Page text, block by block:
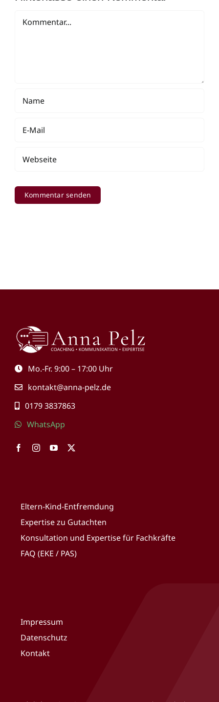
Mo.-Fr. 9:00 – 17:00 Uhr
kontakt@anna-pelz.de
0179 3837863
WhatsApp
Eltern-Kind-Entfremdung
Expertise zu Gutachten
Konsultation und Expertise für Fachkräfte
FAQ (EKE / PAS)
Impressum
Datenschutz
Kontakt